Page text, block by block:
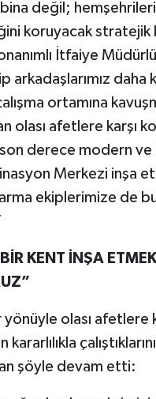
değil;
koruyacak stratejik
İtfaiye
arkadaşlarımız
ortamına
olası afetlere karşı
derece modern ve
Merkezi inşa
ekiplerimize de
KENT İNŞA
yönüyle olası afetlere
şöyle devam etti: